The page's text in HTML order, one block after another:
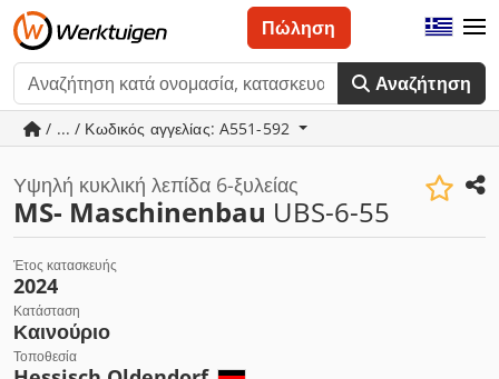
Αναζήτηση
Πώληση
/ ... / Κωδικός αγγελίας: A551-592
Υψηλή κυκλική λεπίδα 6-ξυλείας
MS- Maschinenbau UBS-6-55
Έτος κατασκευής
2024
Κατάσταση
Καινούριο
Τοποθεσία